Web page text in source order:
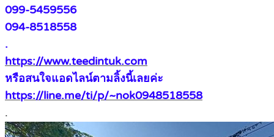
099-5459556
094-8518558
.
https://www.teedintuk.com
หรือสนใจแอดไลน์ตามลิ้งนี้เลยค่ะ
https://line.me/ti/p/~nok0948518558
.